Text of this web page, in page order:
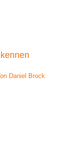
Daniel Brock